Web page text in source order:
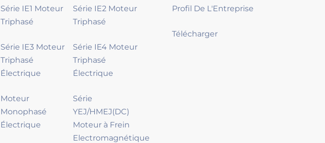
Série IE1 Moteur
Triphasé
Série IE2 Moteur
Triphasé
Série IE3 Moteur
Triphasé
Électrique
Série IE4 Moteur
Triphasé
Électrique
Moteur
Monophasé
Électrique
Série
YEJ/HMEJ(DC)
Moteur à Frein
Electromagnétique
Profil De L'Entreprise
Télécharger